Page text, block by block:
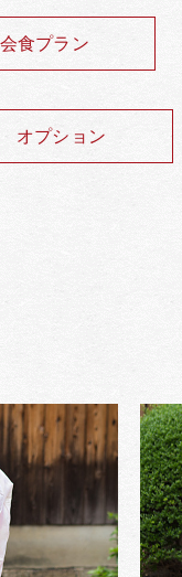
会食プラン
オプション